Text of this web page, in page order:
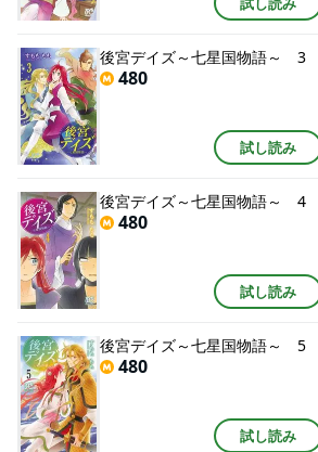
後宮デイズ～七星国物語～ 3
480
試し読み
後宮デイズ～七星国物語～ 4
480
試し読み
後宮デイズ～七星国物語～ 5
480
試し読み